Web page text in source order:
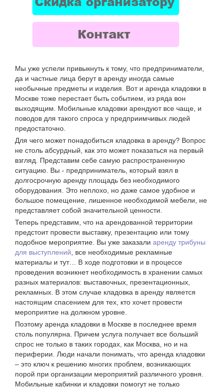
Мы уже успели привыкнуть к тому, что предприниматели,
да и частные лица берут в аренду иногда самые
необычные предметы и изделия. Вот и аренда кладовки в
Москве тоже перестает быть событием, из ряда вон
выходящим. Мобильные кладовки арендуют все чаще, и
поводов для такого спроса у предприимчивых людей
предостаточно.
Для чего может понадобиться кладовка в аренду? Вопрос
не столь абсурдный, как это может показаться на первый
взгляд. Представим себе самую распространенную
ситуацию. Вы - предприниматель, который взял в
долгосрочную аренду площадь без необходимого
оборудования. Это неплохо, но даже самое удобное и
большое помещение, лишенное необходимой мебели, не
представляет собой значительной ценности.
Теперь представим, что на арендованной территории
предстоит провести выставку, презентацию или тому
подобное мероприятие. Вы уже заказали аренду трибуны
для выступлений , все необходимые рекламные
материалы и тут… В ходе подготовки и в процессе
проведения возникнет необходимость в хранении самых
разных материалов: выставочных, презентационных,
рекламных. В этом случае кладовка в аренду является
настоящим спасением для тех, кто хочет провести
мероприятие на должном уровне.
Поэтому аренда кладовки в Москве в последнее время
столь популярна. Причем услуга получает все больший
спрос не только в таких городах, как Москва, но и на
периферии. Люди начали понимать, что аренда кладовки
– это ключ к решению многих проблем, возникающих
порой при организации мероприятий различного уровня.
Мобильные кабинки и кладовки помогут не только